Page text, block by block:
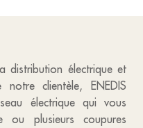
distribution électrique et
clientèle, ENEDIS
électrique qui vous
ou plusieurs coupures